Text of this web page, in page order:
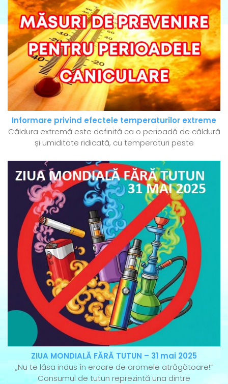
Informare privind efectele temperaturilor extreme
Căldura extremă este definită ca o perioadă de căldură
și umiditate ridicată, cu temperaturi peste
ZIUA MONDIALĂ FĂRĂ TUTUN – 31 mai 2025
„Nu te lăsa indus în eroare de aromele atrăgătoare!”
Consumul de tutun reprezintă una dintre